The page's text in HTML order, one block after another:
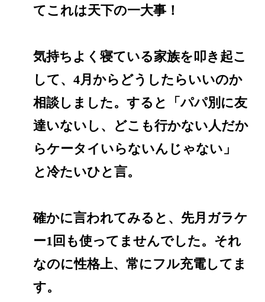
てこれは天下の一大事！
気持ちよく寝ている家族を叩き起こ
して、4月からどうしたらいいのか
相談しました。すると「パパ別に友
達いないし、どこも行かない人だか
らケータイいらないんじゃない」
と冷たいひと言。
確かに言われてみると、先月ガラケ
ー1回も使ってませんでした。それ
なのに性格上、常にフル充電してま
す。